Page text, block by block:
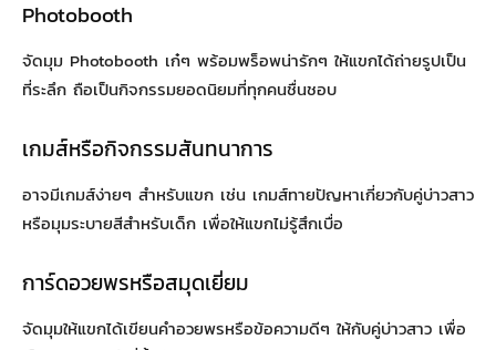
Photobooth
จัดมุม Photobooth เก๋ๆ พร้อมพร็อพน่ารักๆ ให้แขกได้ถ่ายรูปเป็น
ที่ระลึก ถือเป็นกิจกรรมยอดนิยมที่ทุกคนชื่นชอบ
เกมส์หรือกิจกรรมสันทนาการ
อาจมีเกมส์ง่ายๆ สำหรับแขก เช่น เกมส์ทายปัญหาเกี่ยวกับคู่บ่าวสาว
หรือมุมระบายสีสำหรับเด็ก เพื่อให้แขกไม่รู้สึกเบื่อ
การ์ดอวยพรหรือสมุดเยี่ยม
จัดมุมให้แขกได้เขียนคำอวยพรหรือข้อความดีๆ ให้กับคู่บ่าวสาว เพื่อ